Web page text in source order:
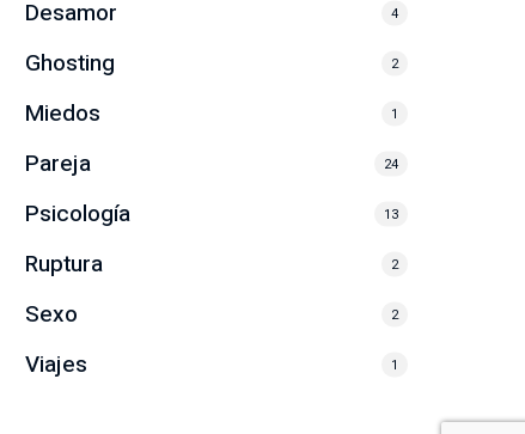
Desamor 4
Ghosting 2
Miedos 1
Pareja 24
Psicología 13
Ruptura 2
Sexo 2
Viajes 1